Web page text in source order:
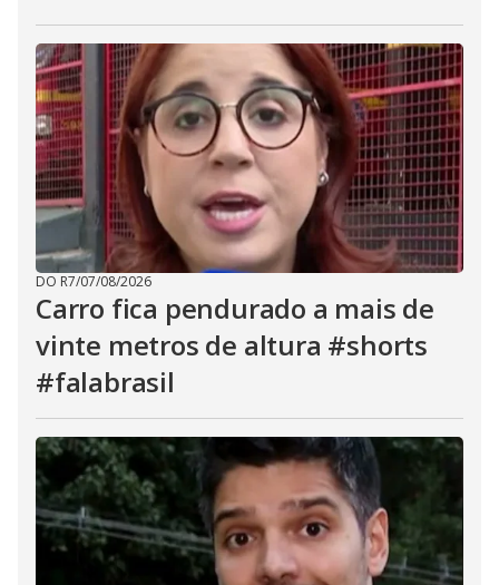
DO R7/07/08/2026
Carro fica pendurado a mais de
vinte metros de altura #shorts
#falabrasil